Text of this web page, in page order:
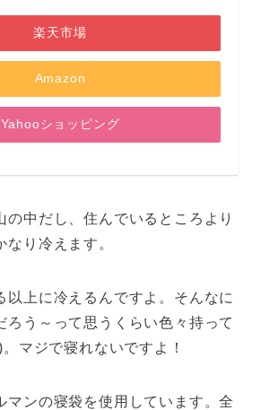
楽天市場
Amazon
Yahooショッピング
の中だし、住んでいるところより
り冷えます。
以上に冷えるんですよ。そんなに
ろう～って思うくらい色々持って
マジで寝れないですよ！
マンの寝袋を使用しています。全